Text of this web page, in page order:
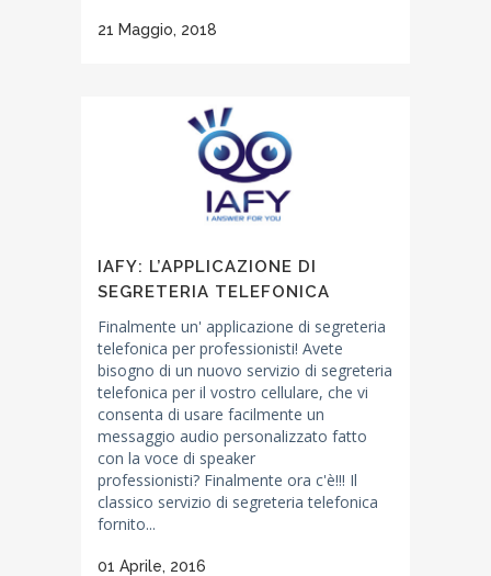
21 Maggio, 2018
IAFY: L’APPLICAZIONE DI
SEGRETERIA TELEFONICA
Finalmente un' applicazione di segreteria
telefonica per professionisti! Avete
bisogno di un nuovo servizio di segreteria
telefonica per il vostro cellulare, che vi
consenta di usare facilmente un
messaggio audio personalizzato fatto
con la voce di speaker
professionisti? Finalmente ora c'è!!! Il
classico servizio di segreteria telefonica
fornito...
01 Aprile, 2016